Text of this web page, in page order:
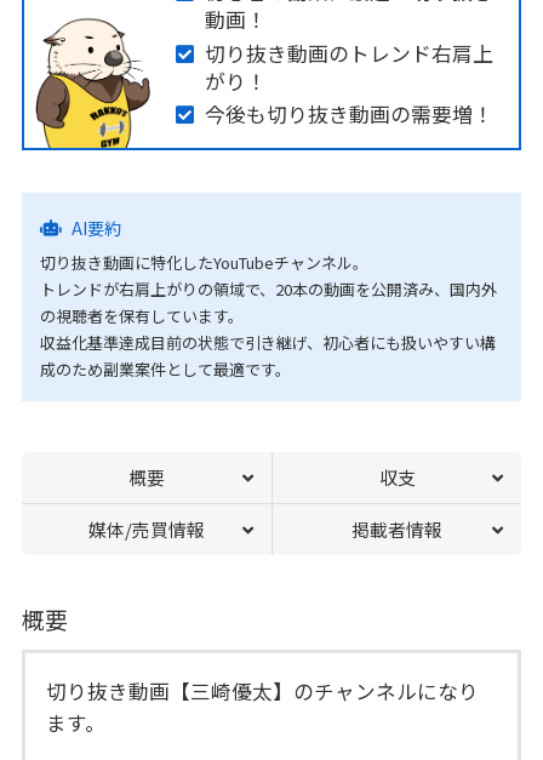
動画！
切り抜き動画のトレンド右肩上
がり！
今後も切り抜き動画の需要増！
AI要約
切り抜き動画に特化したYouTubeチャンネル。
トレンドが右肩上がりの領域で、20本の動画を公開済み、国内外
の視聴者を保有しています。
収益化基準達成目前の状態で引き継げ、初心者にも扱いやすい構
成のため副業案件として最適です。
概要 収支
媒体/売買情報 掲載者情報
概要
切り抜き動画【三崎優太】のチャンネルになり
ます。